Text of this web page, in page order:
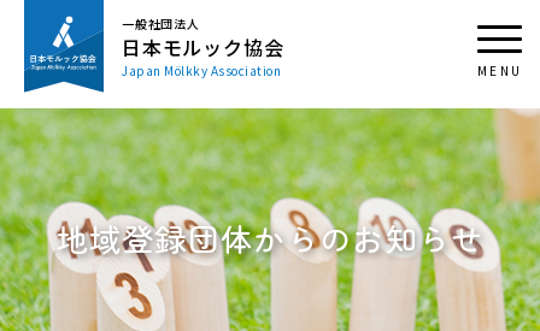
一般社団法人
日本モルック協会
Japan Mölkky Association
地域登録団体からのお知らせ